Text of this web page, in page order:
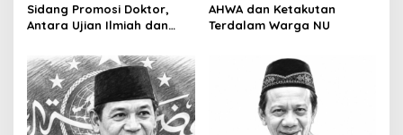
Sidang Promosi Doktor,
Antara Ujian Ilmiah dan
AHWA dan Ketakutan
Terdalam Warga NU